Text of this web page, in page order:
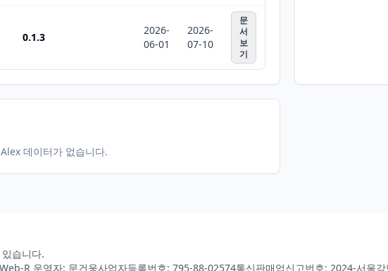
0.1.3
2026-
06-01
2026-
07-10
문
서
보
기
데이터가 없습니다.
습니다.
Web-R 운영자: 문건웅사업자등록번호: 795-88-02574통신판매업신고번호: 2024-서울